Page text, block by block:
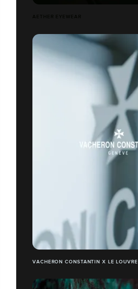
AETHER EYEWEAR
VACHERON CONSTANTIN X LE LOUVRE